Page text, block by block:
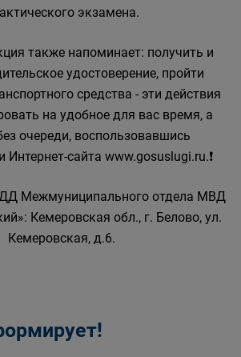
экзамена.
также напоминает: получить и
удостоверение, пройти
средства - эти действия
на удобное для вас время, а
очереди, воспользовавшись
сайта www.gosuslugi.ru.❗
Межмуниципального отдела МВД
Кемеровская обл., г. Белово, ул.
Кемеровская, д.6.